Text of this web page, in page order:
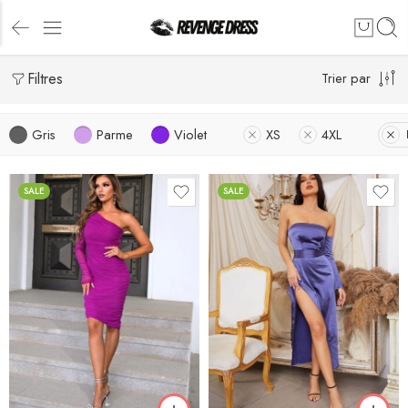
Filtres Trier par
Gris Parme Violet XS 4XL
SALE SALE